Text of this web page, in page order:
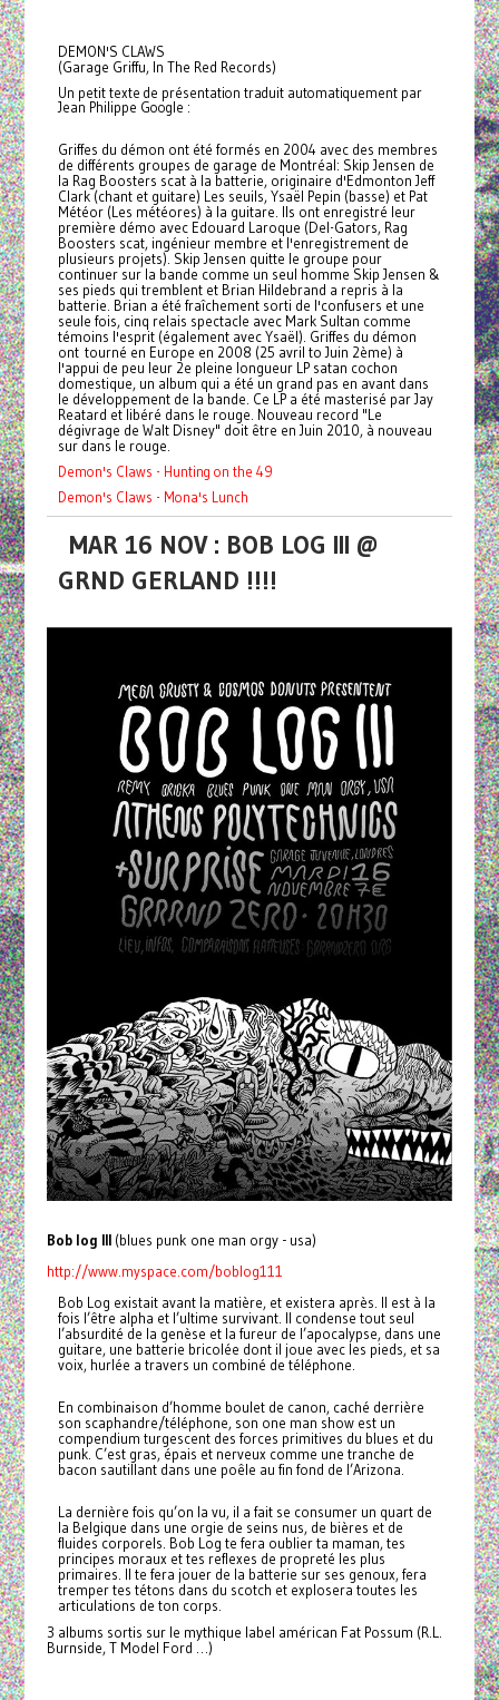
DEMON'S CLAWS
(Garage Griffu, In The Red Records)
Un petit texte de présentation traduit automatiquement par
Jean Philippe Google :
Griffes du démon ont été formés en 2004 avec des membres
de différents groupes de garage de Montréal: Skip Jensen de
la Rag Boosters scat à la batterie, originaire d'Edmonton Jeff
Clark (chant et guitare) Les seuils, Ysaël Pepin (basse) et Pat
Météor (Les météores) à la guitare. Ils ont enregistré leur
première démo avec Edouard Laroque (Del-Gators, Rag
Boosters scat, ingénieur membre et l'enregistrement de
plusieurs projets). Skip Jensen quitte le groupe pour
continuer sur la bande comme un seul homme Skip Jensen &
ses pieds qui tremblent et Brian Hildebrand a repris à la
batterie. Brian a été fraîchement sorti de l'confusers et une
seule fois, cinq relais spectacle avec Mark Sultan comme
témoins l'esprit (également avec Ysaël). Griffes du démon
ont tourné en Europe en 2008 (25 avril to Juin 2ème) à
l'appui de peu leur 2e pleine longueur LP satan cochon
domestique, un album qui a été un grand pas en avant dans
le développement de la bande. Ce LP a été masterisé par Jay
Reatard et libéré dans le rouge. Nouveau record "Le
dégivrage de Walt Disney" doit être en Juin 2010, à nouveau
sur dans le rouge.
Demon's Claws - Hunting on the 49
Demon's Claws - Mona's Lunch
MAR 16 NOV : BOB LOG III @
GRND GERLAND !!!!
Bob log III(blues punk one man orgy - usa)
http://www.myspace.com/boblog111
Bob Log existait avant la matière, et existera après. Il est à la
fois l’être alpha et l’ultime survivant. Il condense tout seul
l’absurdité de la genèse et la fureur de l’apocalypse, dans une
guitare, une batterie bricolée dont il joue avec les pieds, et sa
voix, hurlée a travers un combiné de téléphone.
En combinaison d’homme boulet de canon, caché derrière
son scaphandre/téléphone, son one man show est un
compendium turgescent des forces primitives du blues et du
punk. C’est gras, épais et nerveux comme une tranche de
bacon sautillant dans une poêle au fin fond de l’Arizona.
La dernière fois qu’on la vu, il a fait se consumer un quart de
la Belgique dans une orgie de seins nus, de bières et de
fluides corporels. Bob Log te fera oublier ta maman, tes
principes moraux et tes reflexes de propreté les plus
primaires. Il te fera jouer de la batterie sur ses genoux, fera
tremper tes tétons dans du scotch et explosera toutes les
articulations de ton corps.
3 albums sortis sur le mythique label américan Fat Possum (R.L.
Burnside, T Model Ford …)